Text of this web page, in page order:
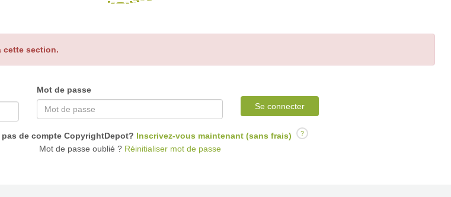
cette section.
Mot de passe
Se connecter
pas de compte CopyrightDepot? Inscrivez-vous maintenant (sans frais) ?
Mot de passe oublié ?Réinitialiser mot de passe